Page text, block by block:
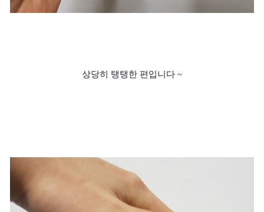
상당히 탱탱한 편입니다 ~